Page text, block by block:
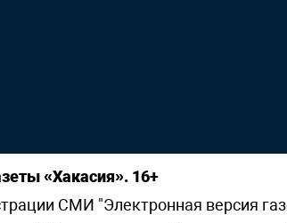
«Хакасия». 16+
СМИ "Электронная версия